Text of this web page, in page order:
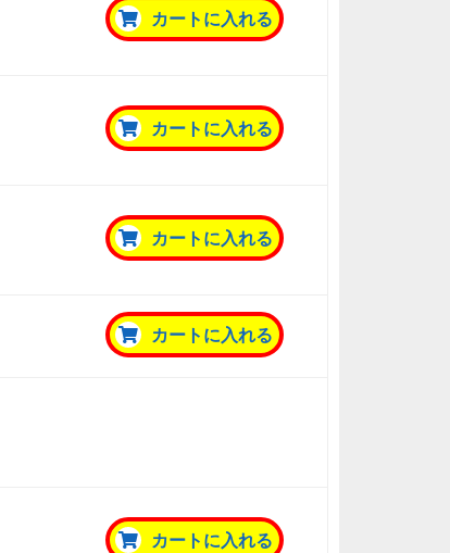
カートに入れる
カートに入れる
カートに入れる
カートに入れる
カートに入れる